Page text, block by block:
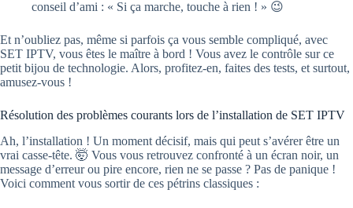
conseil d’ami : « Si ça marche, touche à rien ! » 😉
Et n’oubliez pas, même si parfois ça vous semble compliqué, avec
SET IPTV, vous êtes le maître à bord ! Vous avez le contrôle sur ce
petit bijou de technologie. Alors, profitez-en, faites des tests, et surtout,
amusez-vous !
Résolution des problèmes courants lors de l’installation de SET IPTV
Ah, l’installation ! Un moment décisif, mais qui peut s’avérer être un
vrai casse-tête. 🤯 Vous vous retrouvez confronté à un écran noir, un
message d’erreur ou pire encore, rien ne se passe ? Pas de panique !
Voici comment vous sortir de ces pétrins classiques :